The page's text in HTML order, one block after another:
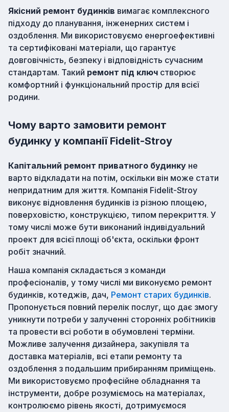
Якісний ремонт будинків вимагає комплексного
підходу до планування, інженерних систем і
оздоблення. Ми використовуємо енергоефективні
та сертифіковані матеріали, що гарантує
довговічність, безпеку і відповідність сучасним
стандартам. Такий ремонт під ключ створює
комфортний і функціональний простір для всієї
родини.
Чому варто замовити ремонт
будинку у компанії Fidelit-Stroy
Капітальний ремонт приватного будинку не
варто відкладати на потім, оскільки він може стати
непридатним для життя. Компанія Fidelit-Stroy
виконує відновлення будинків із різною площею,
поверховістю, конструкцією, типом перекриття. У
тому числі може бути виконаний індивідуальний
проект для всієї площі об'єкта, оскільки фронт
робіт значний.
Наша компанія складається з команди
професіоналів, у тому числі ми виконуємо ремонт
будинків, котеджів, дач, Ремонт старих будинків.
Пропонується повний перелік послуг, що дає змогу
уникнути потреби у залученні сторонніх робітників
та провести всі роботи в обумовлені терміни.
Можливе залучення дизайнера, закупівля та
доставка матеріалів, всі етапи ремонту та
оздоблення з подальшим прибиранням приміщень.
Ми використовуємо професійне обладнання та
інструменти, добре розуміємось на матеріалах,
контролюємо рівень якості, дотримуємося